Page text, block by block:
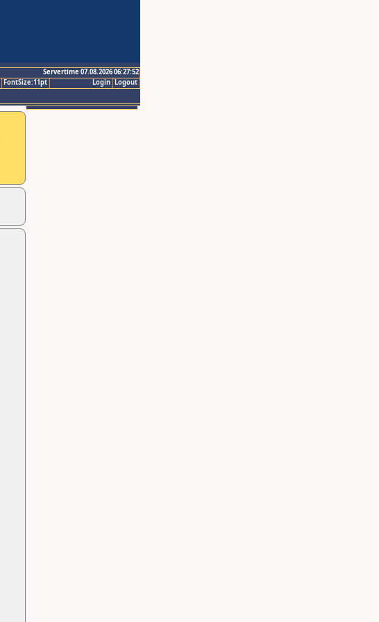
Servertime 07.08.2026 06:27:52
Logout
Login
FontSize:11pt